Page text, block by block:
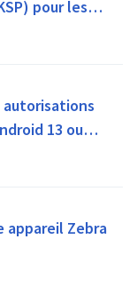
pour les
13 ou
appareil Zebra